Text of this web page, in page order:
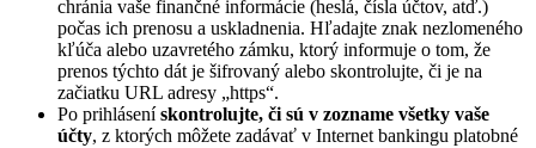
chránia vaše finančné informácie (heslá, čísla účtov, atď.)
počas ich prenosu a uskladnenia. Hľadajte znak nezlomeného
kľúča alebo uzavretého zámku, ktorý informuje o tom, že
prenos týchto dát je šifrovaný alebo skontrolujte, či je na
začiatku URL adresy „https“.
Po prihlásenískontrolujte, či sú v zozname všetky vaše
účty, z ktorých môžete zadávať v Internet bankingu platobné